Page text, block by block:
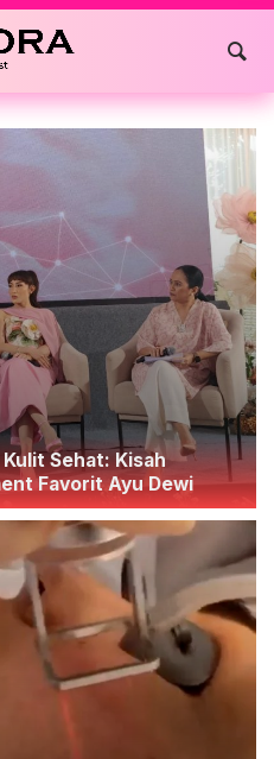
Sehat: Kisah
Favorit Ayu Dewi